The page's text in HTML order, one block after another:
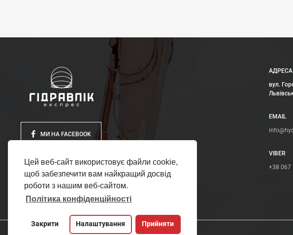
Цей веб-сайт використовує файли cookie,
щоб забезпечити вам найкращий досвід
роботи з нашим веб-сайтом.
Політика конфіденційності
Закрити Налаштування Прийняти
МИ НА FACEBOOK
АДРЕСА
вул.
EMAIL
VIBER
+38 067